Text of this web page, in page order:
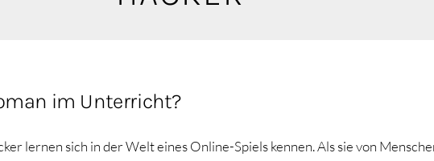
im Unterricht?
lernen sich in der Welt eines Online-Spiels kennen. Als sie von